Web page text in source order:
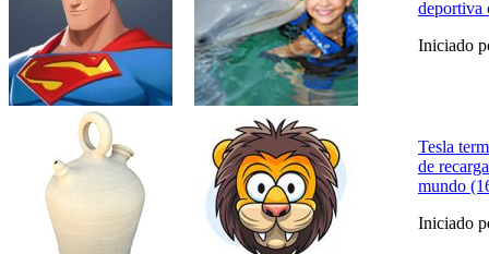
deportiva
Iniciado
Tesla
de
mundo
Iniciado